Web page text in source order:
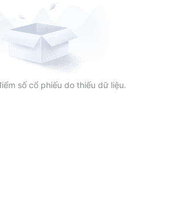
số cổ phiếu do thiếu dữ liệu.